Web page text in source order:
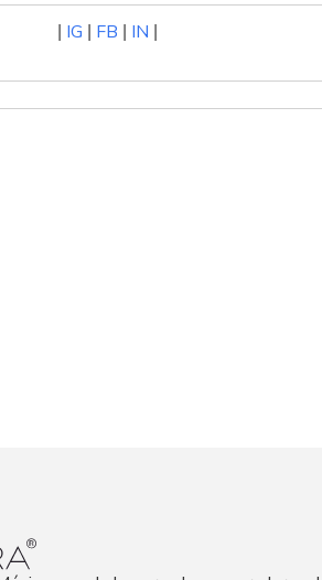
| IG | FB | IN |